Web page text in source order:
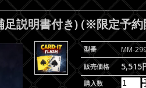
説明書付き) (※限定予約
型番 MM-
販売価格 5,515
購入数